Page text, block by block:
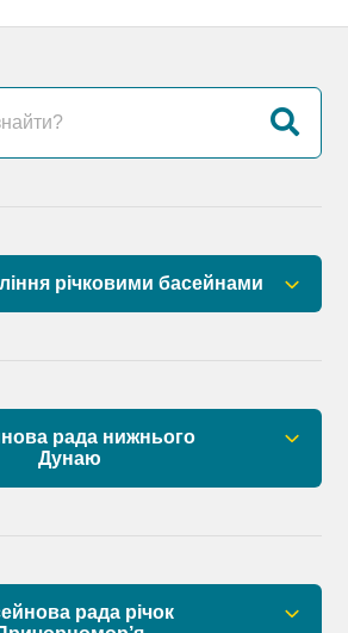
річковими басейнами
рада нижнього
Дунаю
рада річок